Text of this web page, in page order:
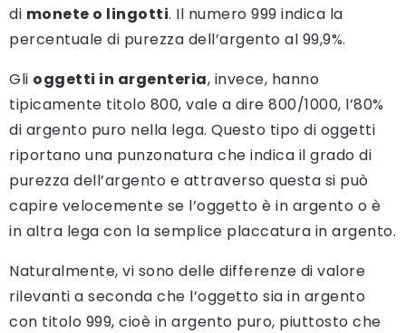
di monete o lingotti. Il numero 999 indica la
percentuale di purezza dell’argento al 99,9%.
Gli oggetti in argenteria, invece, hanno
tipicamente titolo 800, vale a dire 800/1000, l’80%
di argento puro nella lega. Questo tipo di oggetti
riportano una punzonatura che indica il grado di
purezza dell’argento e attraverso questa si può
capire velocemente se l’oggetto è in argento o è
in altra lega con la semplice placcatura in argento.
Naturalmente, vi sono delle differenze di valore
rilevanti a seconda che l’oggetto sia in argento
con titolo 999, cioè in argento puro, piuttosto che